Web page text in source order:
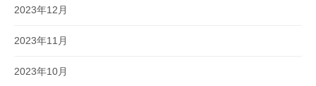
2023年12月
2023年11月
2023年10月